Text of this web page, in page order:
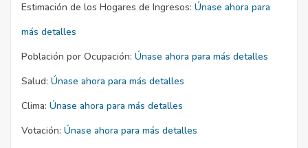
Estimación de los Hogares de Ingresos: Únase ahora para
más detalles
Población por Ocupación: Únase ahora para más detalles
Salud: Únase ahora para más detalles
Clima: Únase ahora para más detalles
Votación: Únase ahora para más detalles